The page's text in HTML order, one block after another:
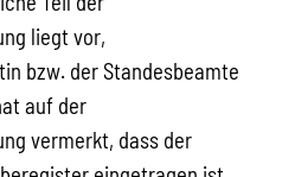
liegt vor,
bzw. der Standesbeamte
auf der
vermerkt, dass der